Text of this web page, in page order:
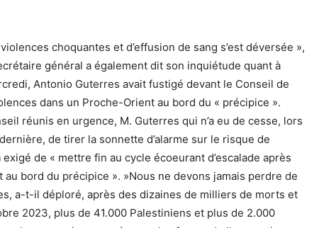
choquantes et d’effusion de sang s’est déversée »,
général a également dit son inquiétude quant à
Antonio Guterres avait fustigé devant le Conseil de
dans un Proche-Orient au bord du « précipice ».
réunis en urgence, M. Guterres qui n’a eu de cesse, lors
de tirer la sonnette d’alarme sur le risque de
de « mettre fin au cycle écoeurant d’escalade après
bord du précipice ». »Nous ne devons jamais perdre de
a-t-il déploré, après des dizaines de milliers de morts et
2023, plus de 41.000 Palestiniens et plus de 2.000